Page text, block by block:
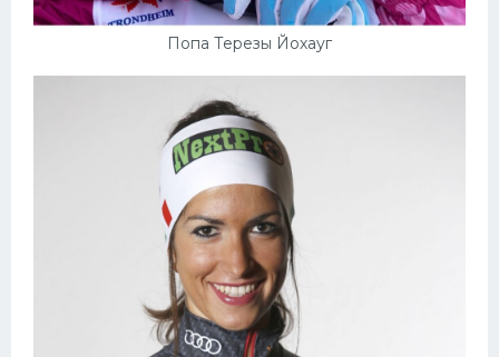
Попа Терезы Йохауг